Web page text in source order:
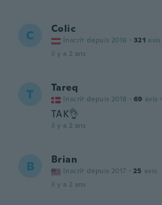
C Colic
Inscrit depuis 2016 · 321 avis
il y a 2 ans
T Tareq
Inscrit depuis 2018 · 69 avis ·
TAK👌
il y a 2 ans
B Brian
Inscrit depuis 2017 · 25 avis
il y a 2 ans